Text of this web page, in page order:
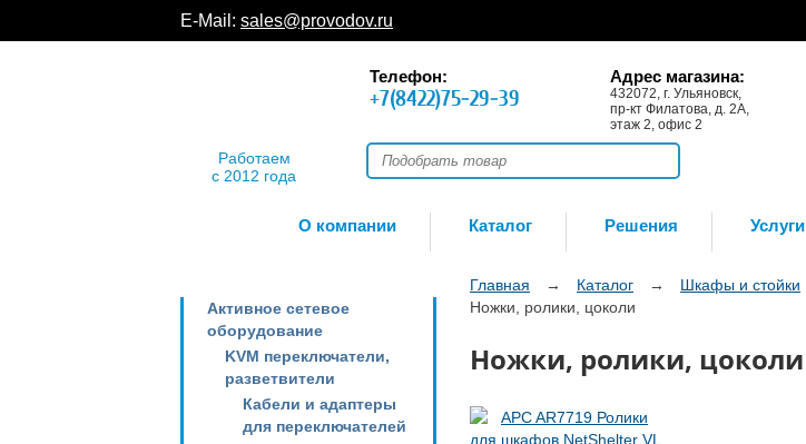
E-Mail: sales@provodov.ru
Работаем
с 2012 года
Телефон:
+7(8422)75-29-39
Адрес магазина:
432072, г. Ульяновск,
пр-кт Филатова, д. 2А,
этаж 2, офис 2
О компании Каталог Решения Услуги
Активное сетевое
оборудование
KVM переключатели,
разветвители
Кабели и адаптеры
для переключателей
Главная → Каталог → Шкафы и стойки
Ножки, ролики, цоколи
Ножки, ролики, цоколи